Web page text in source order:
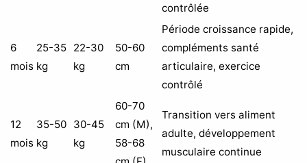
contrôlée
6
mois
25-35
kg
22-30
kg
50-60
cm
Période croissance rapide,
compléments santé
articulaire, exercice
contrôlé
12
mois
35-50
kg
30-45
kg
60-70
cm (M),
58-68
Transition vers aliment
adulte, développement
musculaire continue